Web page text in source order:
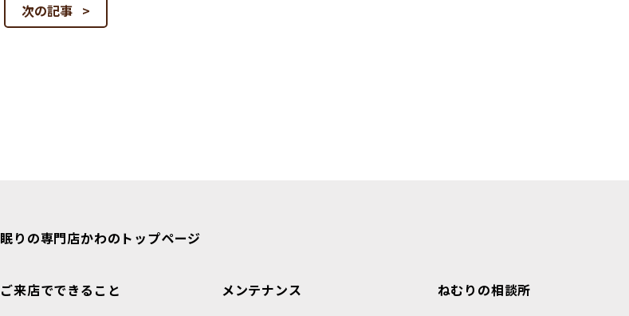
次の記事 >
眠りの専門店かわのトップページ
ご来店でできること
メンテナンス
ねむりの相談所